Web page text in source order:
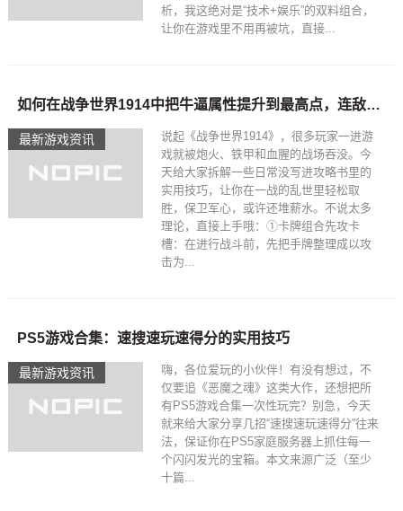
析，我这绝对是“技术+娱乐”的双料组合，
让你在游戏里不用再被坑，直接...
最新游戏资讯
如何在战争世界1914中把牛逼属性提升到最高点，连敌人都不敢冲你？
说起《战争世界1914》，很多玩家一进游
戏就被炮火、铁甲和血腥的战场吞没。今
天给大家拆解一些日常没写进攻略书里的
实用技巧，让你在一战的乱世里轻松取
胜，保卫军心，或许还堆薪水。不说太多
理论，直接上手哦：①卡牌组合先攻卡
槽：在进行战斗前，先把手牌整理成以攻
击为...
最新游戏资讯
PS5游戏合集：速搜速玩速得分的实用技巧
嗨，各位爱玩的小伙伴！有没有想过，不
仅要追《恶魔之魂》这类大作，还想把所
有PS5游戏合集一次性玩完？别急，今天
就来给大家分享几招“速搜速玩速得分”往来
法，保证你在PS5家庭服务器上抓住每一
个闪闪发光的宝箱。本文来源广泛（至少
十篇...